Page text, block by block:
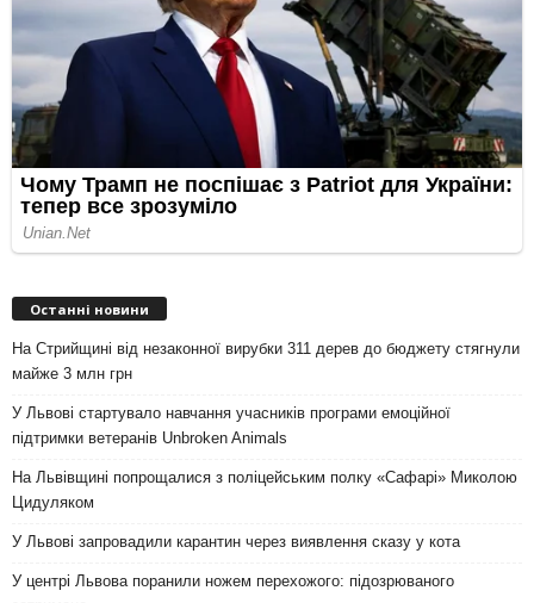
Останні новини
На Стрийщині від незаконної вирубки 311 дерев до бюджету стягнули
майже 3 млн грн
У Львові стартувало навчання учасників програми емоційної
підтримки ветеранів Unbroken Animals
На Львівщині попрощалися з поліцейським полку «Сафарі» Миколою
Цидуляком
У Львові запровадили карантин через виявлення сказу у кота
У центрі Львова поранили ножем перехожого: підозрюваного